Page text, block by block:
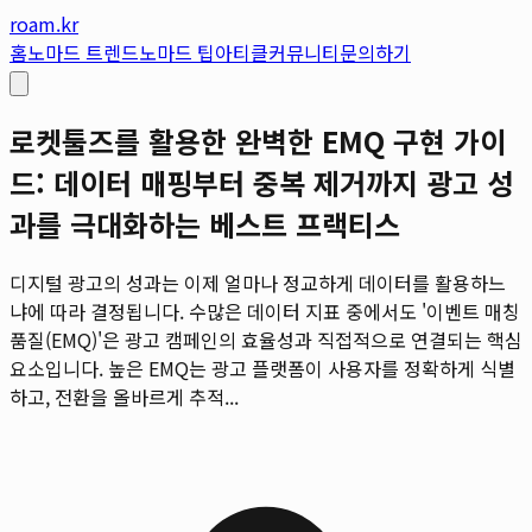
roam.kr
홈노마드 트렌드노마드 팁아티클커뮤니티문의하기
로켓툴즈를 활용한 완벽한 EMQ 구현 가이
드: 데이터 매핑부터 중복 제거까지 광고 성
과를 극대화하는 베스트 프랙티스
디지털 광고의 성과는 이제 얼마나 정교하게 데이터를 활용하느
냐에 따라 결정됩니다. 수많은 데이터 지표 중에서도 '이벤트 매칭
품질(EMQ)'은 광고 캠페인의 효율성과 직접적으로 연결되는 핵심
요소입니다. 높은 EMQ는 광고 플랫폼이 사용자를 정확하게 식별
하고, 전환을 올바르게 추적...